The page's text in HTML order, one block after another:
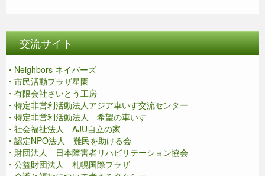
交流サイト
・Neighbors ネイバーズ
・市民活動プラザ星園
・有限会社さいとう工房
・特定非営利活動法人アジア車いす交流センター
・特定非営利活動法人 希望の車いす
・社会福祉法人 AJU自立の家
・認定NPO法人 難民を助ける会
・財団法人 日本障害者リハビリテーション協会
・公益財団法人 札幌国際プラザ